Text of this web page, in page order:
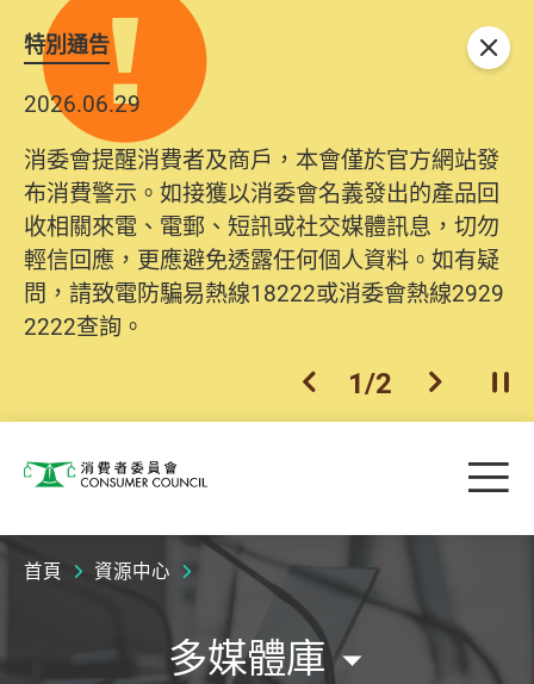
特別通告
2026.06.29
消委會提醒消費者及商戶，本會僅於官方網站發
布消費警示。如接獲以消委會名義發出的產品回
收相關來電、電郵、短訊或社交媒體訊息，切勿
輕信回應，更應避免透露任何個人資料。如有疑
問，請致電防騙易熱線18222或消委會熱線2929
2222查詢。
2025.10.31
為提升使用者體驗及網絡安全，本會的投訴處理
系統已經進行升級及推出新功能。由2025年11月
10日起，消費者需要提供基本聯絡資料（包括姓
名、電郵及電話）註冊帳戶，才可提交投訴、查
詢及建議。所有提交紀錄將清晰整合於帳戶中，
方便日後作出跟進。
上一個
2/2 下一個開
關閉
消費者委員會 目
首頁 資源中心
多媒體庫